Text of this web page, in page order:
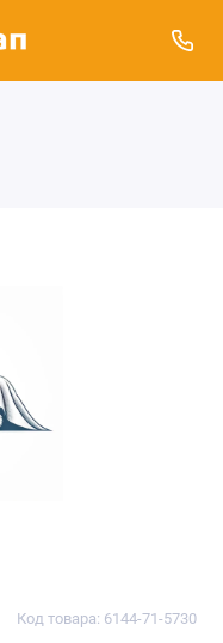
Код товара: 6144-71-5730